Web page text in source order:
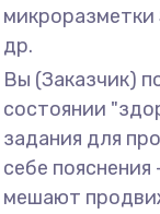
микроразметки
др.
Вы (Заказчик)
состоянии
задания для
себе
мешают